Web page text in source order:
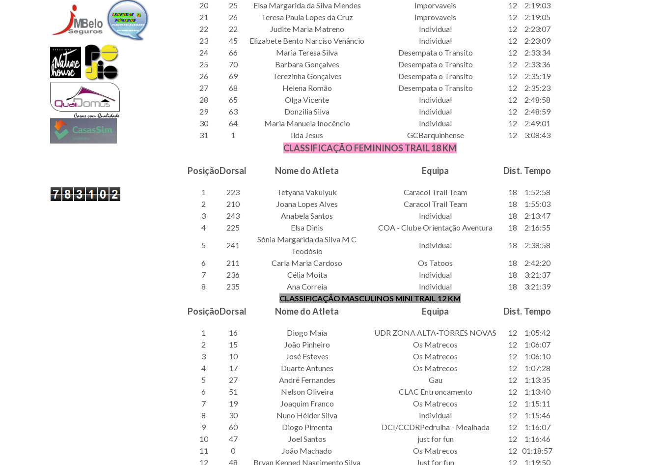
20
25 Elsa Margarida da Silva Mendes Imporvaveis 12
2:19:03
21
26 Teresa Paula Lopes da Cruz Improvaveis 12
2:19:05
22
22 Judite Maria Matreno Individual 12
2:23:07
23
45 Elizabete Bento Narciso Venâncio Individual 12
2:23:09
24
66 Maria Teresa Silva Desempata o Transito 12
2:33:34
25
70 Barbara Gonçalves Desempata o Transito 12
2:33:36
26
69 Terezinha Gonçalves Desempata o Transito 12
2:35:19
27
68 Helena Romão Desempata o Transito 12
2:35:23
28
65 Olga Vicente Individual 12
2:48:58
29
63 Donzilia Silva Individual 12
2:48:59
30
64 Maria Manuela Inocêncio Individual 12
2:49:01
31
1 Ilda Jesus GCBarquinhense 12 3:08:43
CLASSIFICAÇÃO FEMININOS TRAIL 18 KM
PosiçãoDorsal Nome do Atleta Equipa Dist. Tempo
1 223 Tetyana Vakulyuk Caracol Trail Team 18
1:52:58
2
210 Joana Lopes Alves Caracol Trail Team 18
1:55:03
3
243 Anabela Santos Individual 18
2:13:47
4
225 Elsa Dinis COA - Clube Orientação Aventura 18
2:16:55
5
241
Sónia Margarida da Silva M C
Teodósio
Individual 18
2:38:58
6
211 Carla Maria Cardoso Os Tatoos 18
2:42:20
7
236 Célia Moita Individual 18
3:21:37
8
235 Ana Correia Individual 18
3:21:39
CLASSIFICAÇÃO MASCULINOS MINI TRAIL 12 KM
PosiçãoDorsal Nome do Atleta Equipa Dist. Tempo
1 16 Diogo Maia UDR ZONA ALTA-TORRES NOVAS 12
1:05:42
2
15 João Pinheiro Os Matrecos 12
1:06:07
3
10 José Esteves Os Matrecos 12
1:06:10
4
17 Duarte Antunes Os Matrecos 12
1:07:28
5
27 André Fernandes Gau 12
1:13:35
6
51 Nelson Oliveira CLAC Entroncamento 12
1:13:40
7
19 Joaquim Franco Os Matrecos 12
1:15:11
8
30 Nuno Hélder Silva Individual 12
1:15:46
9
60 Diogo Pimenta DCI/CCDRPedrulha - Mealhada 12
1:16:07
10
47 Joel Santos just for fun 12
1:16:46
11
0 João Machado Os Matrecos 12 01:18:57
12
48 Bryan Kenned Nascimento Silva Just for fun 12 1:19:50